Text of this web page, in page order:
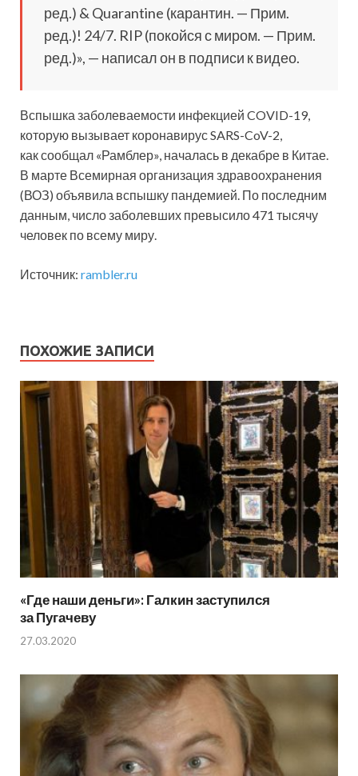
ред.) & Quarantine (карантин. — Прим.
ред.)! 24/7. RIP (покойся с миром. — Прим.
ред.)», — написал он в подписи к видео.
Вспышка заболеваемости инфекцией COVID-19,
которую вызывает коронавирус SARS-CoV-2,
как сообщал «Рамблер», началась в декабре в Китае.
В марте Всемирная организация здравоохранения
(ВОЗ) объявила вспышку пандемией. По последним
данным, число заболевших превысило 471 тысячу
человек по всему миру.
Источник: rambler.ru
ПОХОЖИЕ ЗАПИСИ
«Где наши деньги»: Галкин заступился
за Пугачеву
27.03.2020